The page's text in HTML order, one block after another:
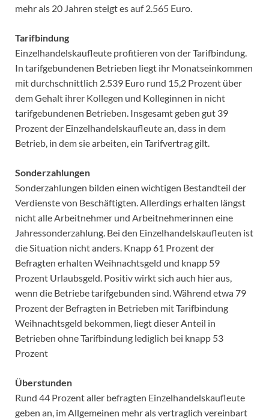
mehr als 20 Jahren steigt es auf 2.565 Euro.
Tarifbindung
Einzelhandelskaufleute profitieren von der Tarifbindung.
In tarifgebundenen Betrieben liegt ihr Monatseinkommen
mit durchschnittlich 2.539 Euro rund 15,2 Prozent über
dem Gehalt ihrer Kollegen und Kolleginnen in nicht
tarifgebundenen Betrieben. Insgesamt geben gut 39
Prozent der Einzelhandelskaufleute an, dass in dem
Betrieb, in dem sie arbeiten, ein Tarifvertrag gilt.
Sonderzahlungen
Sonderzahlungen bilden einen wichtigen Bestandteil der
Verdienste von Beschäftigten. Allerdings erhalten längst
nicht alle Arbeitnehmer und Arbeitnehmerinnen eine
Jahressonderzahlung. Bei den Einzelhandelskaufleuten ist
die Situation nicht anders. Knapp 61 Prozent der
Befragten erhalten Weihnachtsgeld und knapp 59
Prozent Urlaubsgeld. Positiv wirkt sich auch hier aus,
wenn die Betriebe tarifgebunden sind. Während etwa 79
Prozent der Befragten in Betrieben mit Tarifbindung
Weihnachtsgeld bekommen, liegt dieser Anteil in
Betrieben ohne Tarifbindung lediglich bei knapp 53
Prozent
Überstunden
Rund 44 Prozent aller befragten Einzelhandelskaufleute
geben an, im Allgemeinen mehr als vertraglich vereinbart